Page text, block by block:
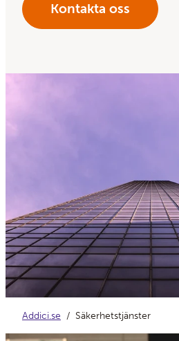
Kontakta oss
Addici.se Säkerhetstjänster